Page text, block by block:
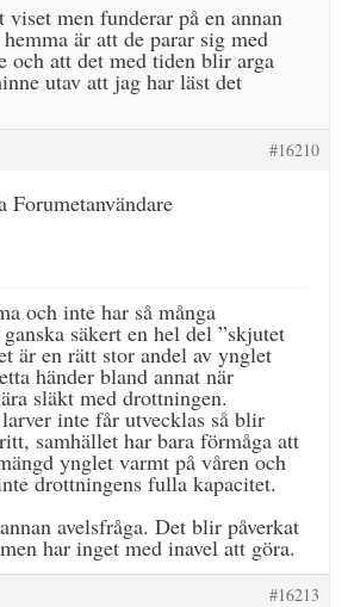
men funderar på en annan
är att de parar sig med
och att det med tiden blir arga
utav att jag har läst det
#16210
Forumetanvändare
och inte har så många
säkert en hel del ”skjutet
är en rätt stor andel av ynglet
händer bland annat när
släkt med drottningen.
inte får utvecklas så blir
samhället har bara förmåga att
ynglet varmt på våren och
drottningens fulla kapacitet.
avelsfråga. Det blir påverkat
har inget med inavel att göra.
#16213